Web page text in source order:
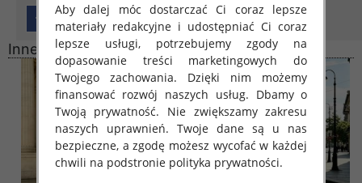
Inne produkty
Aby dalej móc dostarczać Ci coraz lepsze
materiały redakcyjne i udostępniać Ci coraz
lepsze usługi, potrzebujemy zgody na
dopasowanie treści marketingowych do
Twojego zachowania. Dzięki nim możemy
finansować rozwój naszych usług. Dbamy o
Twoją prywatność. Nie zwiększamy zakresu
naszych uprawnień. Twoje dane są u nas
bezpieczne, a zgodę możesz wycofać w każdej
chwili na podstronie polityka prywatności.